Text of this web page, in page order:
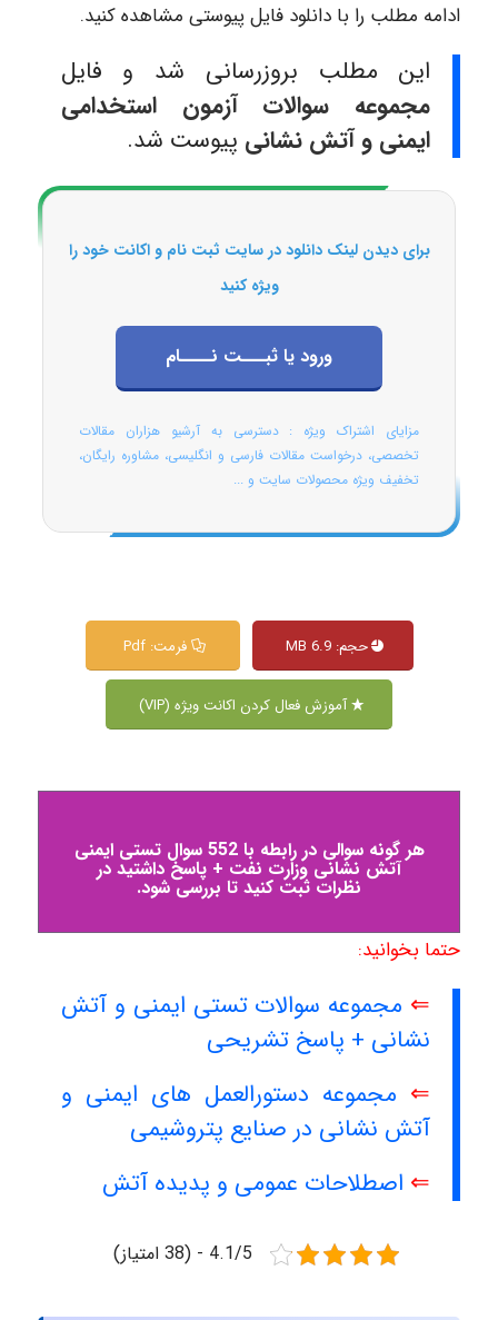
ادامه مطلب را با دانلود فایل پیوستی مشاهده کنید.
این مطلب بروزرسانی شد و فایل
مجموعه سوالات آزمون استخدامی
ایمنی و آتش نشانی پیوست شد.
برای دیدن لینک دانلود در سایت ثبت نام و اکانت خود را
ویژه کنید
ورود یا ثبـــت نــــام
مزایای اشتراک ویژه : دسترسی به آرشیو هزاران مقالات
تخصصی، درخواست مقالات فارسی و انگلیسی، مشاوره رایگان،
تخفیف ویژه محصولات سایت و ...
حجم: 6.9 MB فرمت: Pdf
آموزش فعال کردن اکانت ویژه (VIP)
هر گونه سوالی در رابطه با 552 سوال تستی ایمنی
آتش نشانی وزارت نفت + پاسخ داشتید در
نظرات ثبت کنید تا بررسی شود.
حتما بخوانید:
⇐ مجموعه سوالات تستی ایمنی و آتش
نشانی + پاسخ تشریحی
⇐ مجموعه دستورالعمل های ایمنی و
آتش نشانی در صنایع پتروشیمی
⇐ اصطلاحات عمومی و پدیده آتش
4.1/5 - (38 امتیاز)